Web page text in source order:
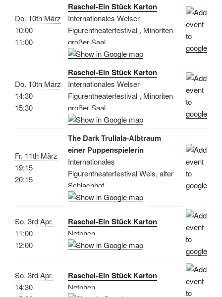
Do. 10th März
10:00
11:00
Raschel-Ein Stück Karton
Internationales Welser
Figurentheaterfestival , Minoriten
großer Saal
Do. 10th März
14:30
15:30
Raschel-Ein Stück Karton
Internationales Welser
Figurentheaterfestival , Minoriten
großer Saal
Fr. 11th März
19:15
20:15
The Dark Trullala-Albtraum
einer Puppenspielerin
Internationales
Figurentheaterfestival Wels, alter
Schlachhof
So. 3rd Apr.
11:00
12:00
Raschel-Ein Stück Karton
Netphen
So. 3rd Apr.
14:30
Raschel-Ein Stück Karton
Netphen